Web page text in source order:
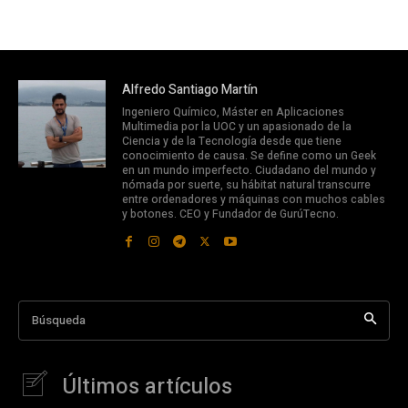
Alfredo Santiago Martín
Ingeniero Químico, Máster en Aplicaciones
Multimedia por la UOC y un apasionado de la
Ciencia y de la Tecnología desde que tiene
conocimiento de causa. Se define como un Geek
en un mundo imperfecto. Ciudadano del mundo y
nómada por suerte, su hábitat natural transcurre
entre ordenadores y máquinas con muchos cables
y botones. CEO y Fundador de GurúTecno.
Búsqueda
Últimos artículos